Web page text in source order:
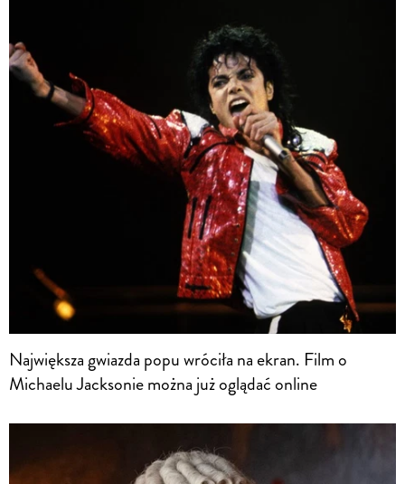
Największa gwiazda popu wróciła na ekran. Film o
Michaelu Jacksonie można już oglądać online